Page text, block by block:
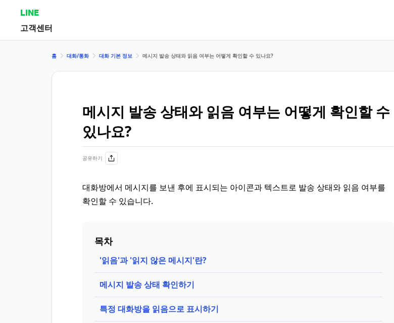
LINE
고객센터
홈 대화/통화 대화 기본 정보 메시지 발송 상태와 읽음 여부는 어떻게 확인할 수 있나요?
메시지 발송 상태와 읽음 여부는 어떻게 확인할 수
있나요?
공유하기
대화방에서 메시지를 보낸 후에 표시되는 아이콘과 텍스트로 발송 상태와 읽음 여부를
확인할 수 있습니다.
목차
'읽음'과 '읽지 않은 메시지'란?
메시지 발송 상태 확인하기
특정 대화방을 읽음으로 표시하기